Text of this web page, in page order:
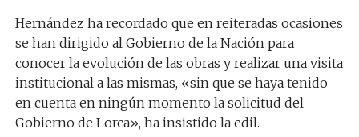
Hernández ha recordado que en reiteradas ocasiones
se han dirigido al Gobierno de la Nación para
conocer la evolución de las obras y realizar una visita
institucional a las mismas, «sin que se haya tenido
en cuenta en ningún momento la solicitud del
Gobierno de Lorca», ha insistido la edil.